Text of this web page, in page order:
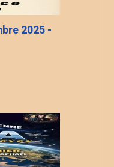
2025 -